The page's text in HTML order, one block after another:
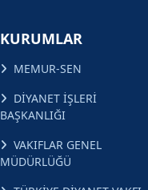
KURUMLAR
MEMUR-SEN
DİYANET İŞLERİ
BAŞKANLIĞI
VAKIFLAR GENEL
MÜDÜRLÜĞÜ